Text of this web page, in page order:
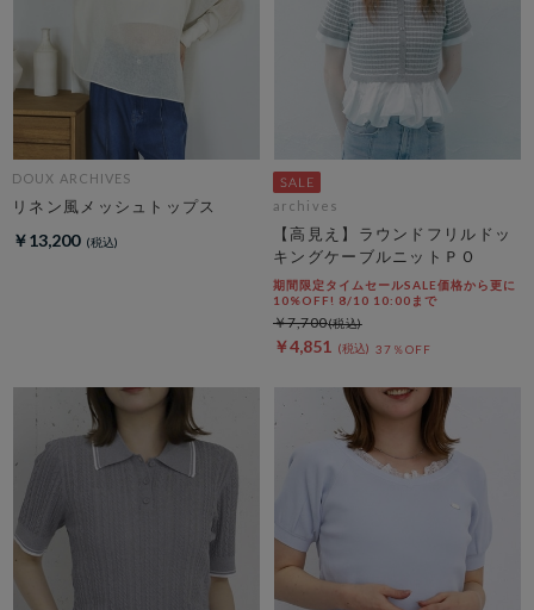
DOUX ARCHIVES
リネン風メッシュトップス
￥13,200
archives
【高見え】ラウンドフリルドッ
キングケーブルニットＰＯ
期間限定タイムセールSALE価格から更に
10%OFF! 8/10 10:00まで
￥4,851 37％OFF
￥7,700